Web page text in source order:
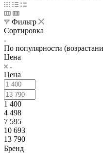
Фильтр
Сортировка
По популярности
Цена
Цена
1 400
4 498
7 595
10 693
13 790
Бренд